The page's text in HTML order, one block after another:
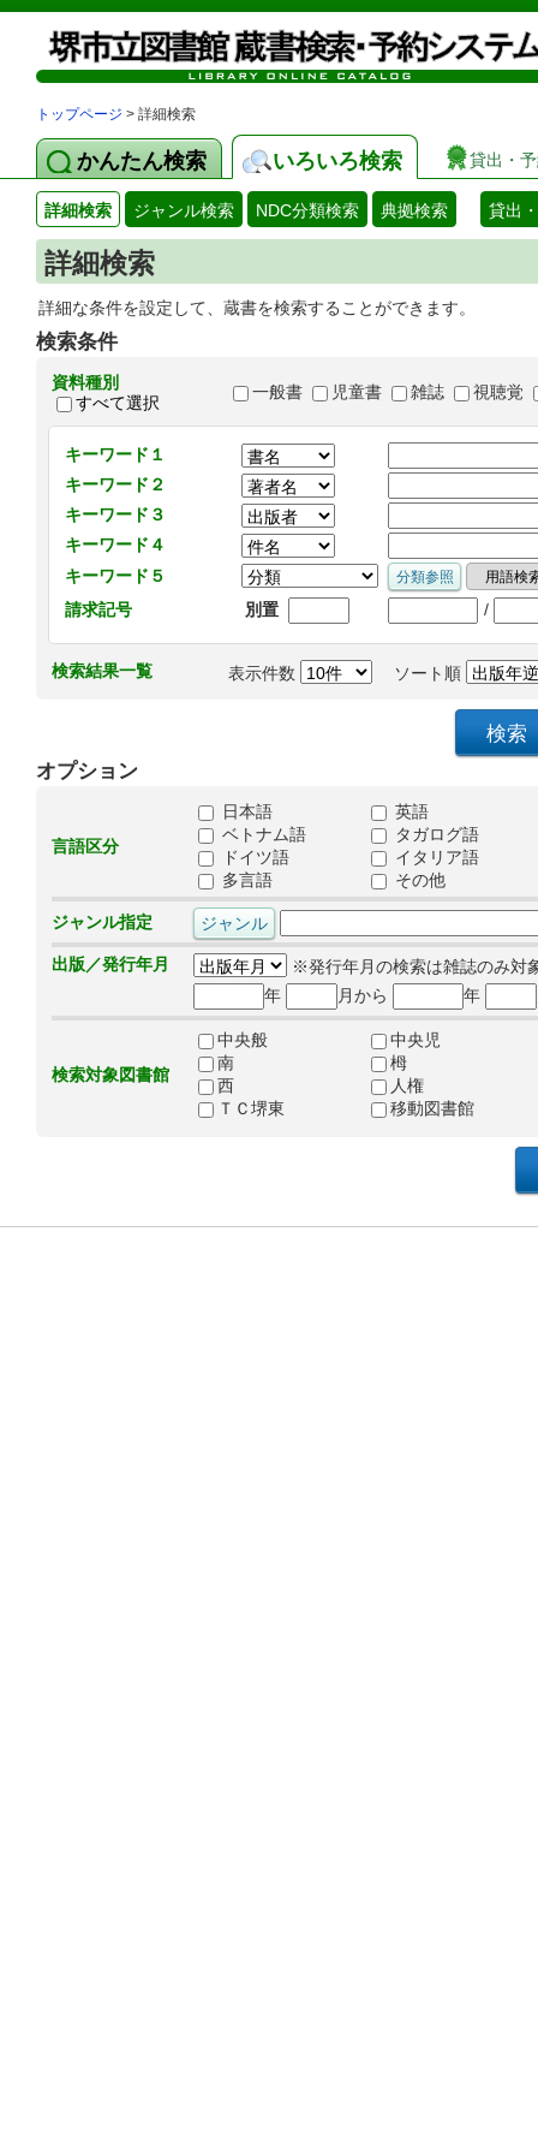
トップページ > 詳細検索
かんたん検索 いろいろ検索 貸出・
詳細検索 ジャンル検索 NDC分類検索 典拠検索 貸出
詳細検索
詳細な条件を設定して、蔵書を検索することができます。
検索条件
資料種別
すべて選択
一般書 児童書 雑誌 視聴覚
キーワード１
キーワード２
キーワード３
キーワード４
キーワード５
請求記号
別置 /
検索結果一覧 表示件数 ソート順
オプション
言語区分
日本語
英語
ベトナム語
タガログ語
ドイツ語
イタリア語
多言語
その他
ジャンル指定
出版／発行年月
※発行年月の検索は雑誌のみ対
年
月から 年
検索対象図書館
中央般
中央児
南
栂
西
人権
ＴＣ堺東
移動図書館